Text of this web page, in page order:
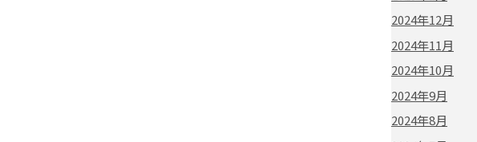
2024年12月
2024年11月
2024年10月
2024年9月
2024年8月